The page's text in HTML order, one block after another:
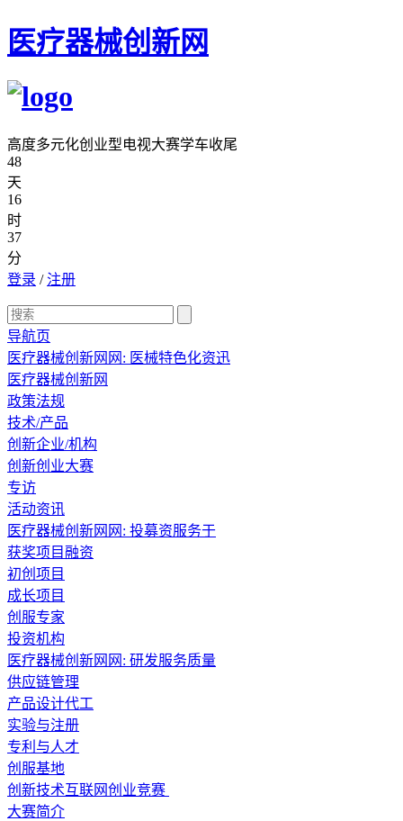
医疗器械创新网
高度多元化创业型电视大赛学车收尾
48
天
16
时
37
分
登录 /注册
导航页
医疗器械创新网网: 医械特色化资迅
医疗器械创新网
政策法规
技术/产品
创新企业/机构
创新创业大赛
专访
活动资讯
医疗器械创新网网: 投募资服务于
获奖项目融资
初创项目
成长项目
创服专家
投资机构
医疗器械创新网网: 研发服务质量
供应链管理
产品设计代工
实验与注册
专利与人才
创服基地
创新技术互联网创业竞赛
大赛简介